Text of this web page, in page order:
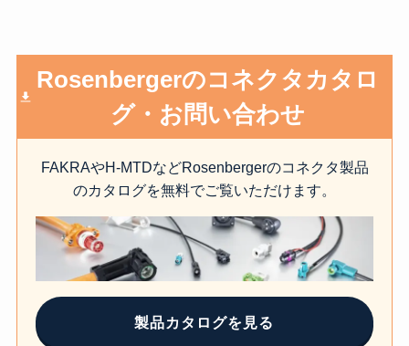
Rosenbergerのコネクタカタロ
グ・お問い合わせ
FAKRAやH-MTDなどRosenbergerのコネクタ製品
のカタログを無料でご覧いただけます。
製品カタログを見る